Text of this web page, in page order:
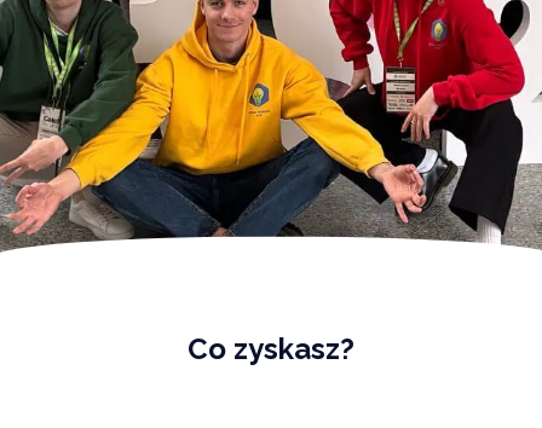
Co zyskasz?